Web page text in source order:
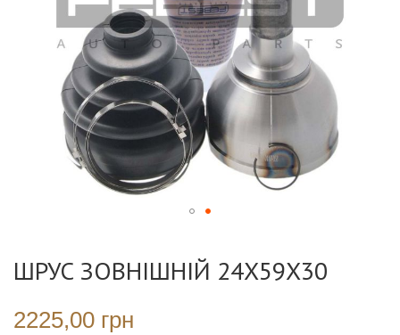
початку
зображень
ШРУС ЗОВНІШНІЙ 24X59X30
2225,00 грн